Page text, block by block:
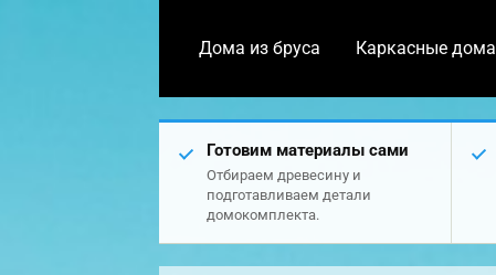
Дома из бруса Каркасные дома
Готовим материалы сами
Отбираем древесину и
подготавливаем детали
домокомплекта.